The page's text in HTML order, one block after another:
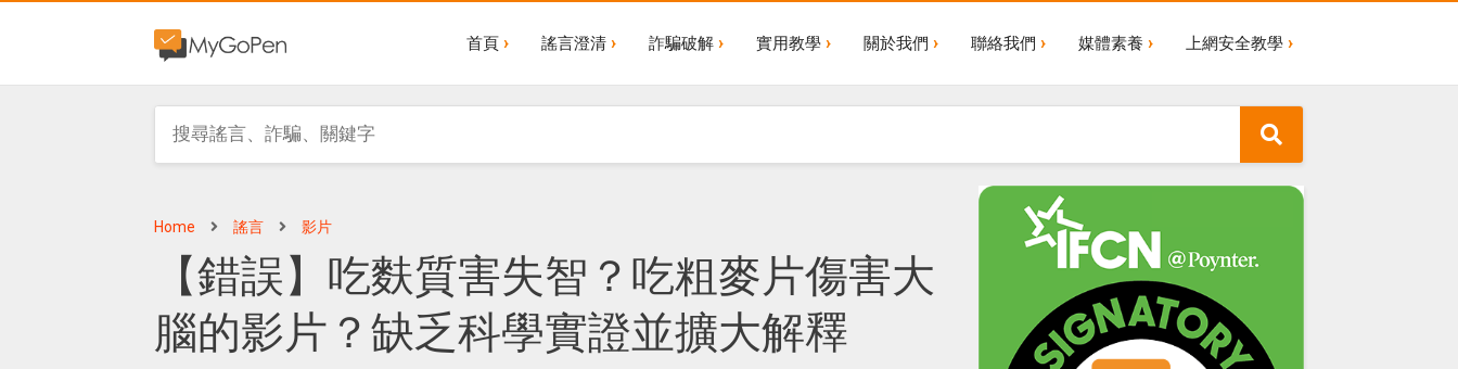
首頁 謠言澄清 詐騙破解 實用教學 關於我們 聯絡我們 媒體素養 上網安全教學
Home 謠言 影片
【錯誤】吃麩質害失智？吃粗麥片傷害大
腦的影片？缺乏科學實證並擴大解釋